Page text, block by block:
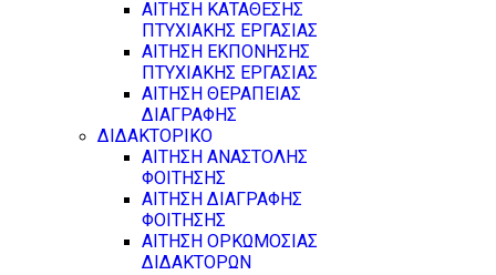
ΑΙΤΗΣΗ ΚΑΤΑΘΕΣΗΣ
ΠΤΥΧΙΑΚΗΣ ΕΡΓΑΣΙΑΣ
ΑΙΤΗΣΗ ΕΚΠΟΝΗΣΗΣ
ΠΤΥΧΙΑΚΗΣ ΕΡΓΑΣΙΑΣ
ΑΙΤΗΣΗ ΘΕΡΑΠΕΙΑΣ
ΔΙΑΓΡΑΦΗΣ
ΔΙΔΑΚΤΟΡΙΚΟ
ΑΙΤΗΣΗ ΑΝΑΣΤΟΛΗΣ
ΦΟΙΤΗΣΗΣ
ΑΙΤΗΣΗ ΔΙΑΓΡΑΦΗΣ
ΦΟΙΤΗΣΗΣ
ΑΙΤΗΣΗ ΟΡΚΩΜΟΣΙΑΣ
ΔΙΔΑΚΤΟΡΩΝ